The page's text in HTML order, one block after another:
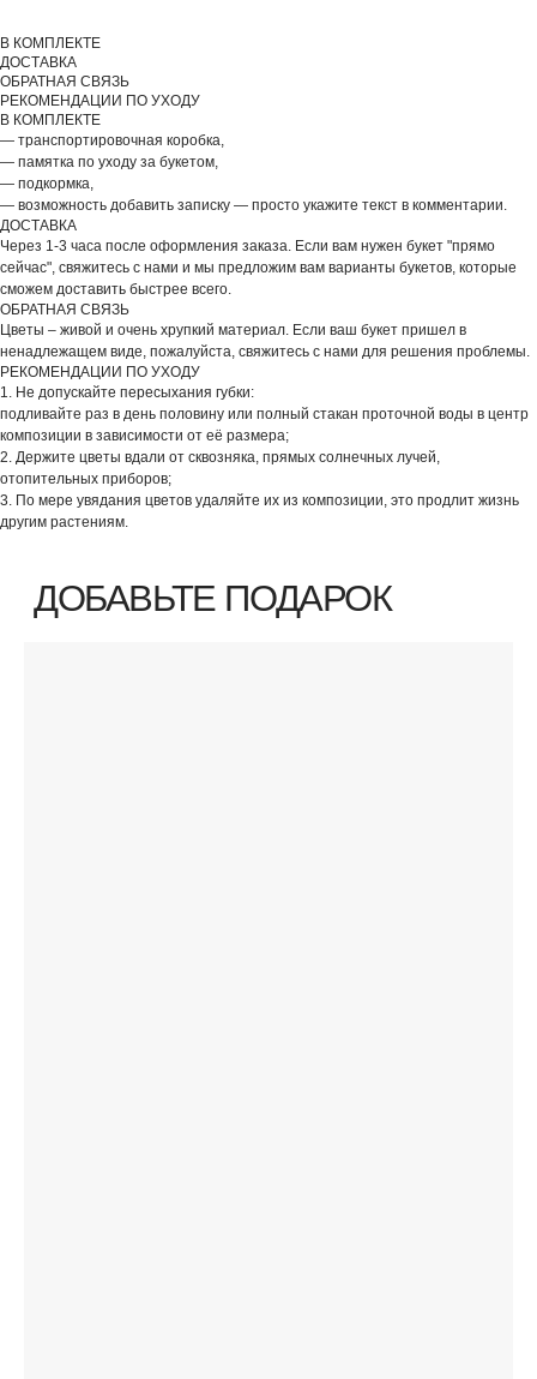
В КОМПЛЕКТЕ
ДОСТАВКА
ОБРАТНАЯ СВЯЗЬ
РЕКОМЕНДАЦИИ ПО УХОДУ
В КОМПЛЕКТЕ
— транспортировочная коробка,
— памятка по уходу за букетом,
— подкормка,
— возможность добавить записку — просто укажите текст в комментарии.
ДОСТАВКА
Через 1-3 часа после оформления заказа. Если вам нужен букет "прямо
сейчас", свяжитесь с нами и мы предложим вам варианты букетов, которые
сможем доставить быстрее всего.
ОБРАТНАЯ СВЯЗЬ
Цветы – живой и очень хрупкий материал. Если ваш букет пришел в
ненадлежащем виде, пожалуйста, свяжитесь с нами для решения проблемы.
РЕКОМЕНДАЦИИ ПО УХОДУ
1. Не допускайте пересыхания губки:
подливайте раз в день половину или полный стакан проточной воды в центр
композиции в зависимости от её размера;
2. Держите цветы вдали от сквозняка, прямых солнечных лучей,
отопительных приборов;
3. По мере увядания цветов удаляйте их из композиции, это продлит жизнь
другим растениям.